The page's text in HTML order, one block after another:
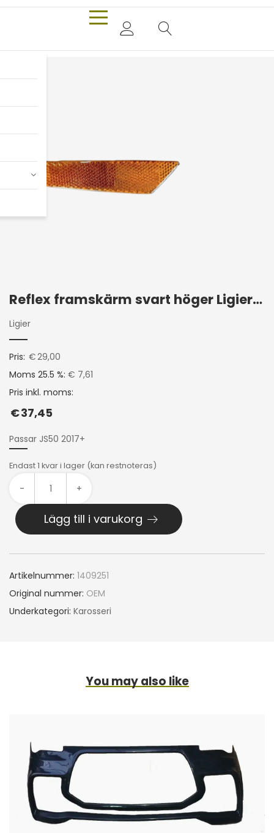
Reflex framskärm svart höger Ligier JS50 2017+
Ligier
Pris: €29,00
Moms 25.5 %: € 7,61
Pris inkl. moms:
€37,45
Passar JS50 2017+
Endast 1 kvar i lager (kan restnoteras)
- +
Lägg till i varukorg
Artikelnummer: 1409251
Original nummer: OEM
Underkategori: Karosseri
You may also like